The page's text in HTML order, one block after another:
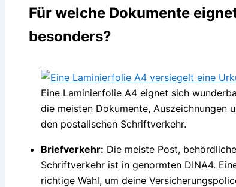
Für welche Dokumente
besonders?
Eine Laminierfolie A4 eignet sich
die meisten Dokumente, Auszeichnungen
den postalischen Schriftverkehr.
Briefverkehr: Die meiste Post,
Schriftverkehr ist in genormten DINA4.
richtige Wahl, um deine